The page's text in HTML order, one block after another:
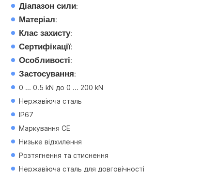
Діапазон сили:
Матеріал:
Клас захисту:
Сертифікації:
Особливості:
Застосування:
0 ... 0.5 kN до 0 ... 200 kN
Нержавіюча сталь
IP67
Маркування CE
Низьке відхилення
Розтягнення та стиснення
Нержавіюча сталь для довговічності